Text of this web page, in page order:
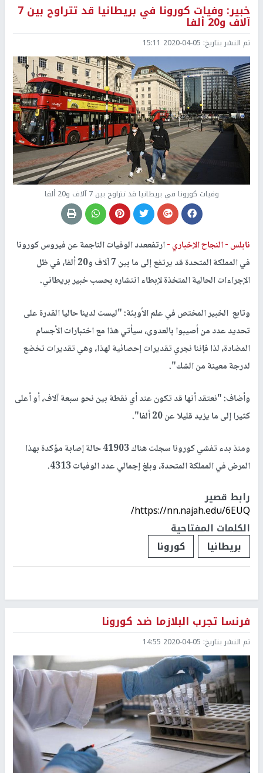
خبير: وفيات كورونا في بريطانيا قد تتراوح بين 7
آلاف و20 ألفا
تم النشر بتاريخ: 2020-04-05 15:11
وفيات كورونا في بريطانيا قد تتراوح بين 7 آلاف و20 ألفا
نابلس -النجاح الإخباري -ارتفععدد الوفيات الناجمة عن فيروس كورونا
في المملكة المتحدة قد يرتفع إلى ما بين 7 آلاف و20 ألفا، في ظل
الإجراءات الحالية المتخذة لإبطاء انتشاره بحسب خبير بريطاني.
وتابع الخبير المختص في علم الأوبئة: "ليست لدينا حاليا القدرة على
تحديد عدد من أصيبوا بالعدوى، سيأتي هذا مع اختبارات الأجسام
المضادة، لذا فإننا نجري تقديرات إحصائية لهذا، وهي تقديرات تخضع
لدرجة معينة من الشك".
وأضاف: "نعتقد أنها قد تكون عند أي نقطة بين نحو سبعة آلاف، أو أعلى
كثيرا إلى ما يزيد قليلا عن 20 ألفا".
ومنذ بدء تفشي كورونا سجلت هناك 41903 حالة إصابة مؤكدة بهذا
المرض في المملكة المتحدة، وبلغ إجمالي عدد الوفيات 4313.
رابط قصير
https://nn.najah.edu/6EUQ/
الكلمات المفتاحية
بريطانيا
كورونا
فرنسا تجرب البلازما ضد كورونا
تم النشر بتاريخ: 2020-04-05 14:55